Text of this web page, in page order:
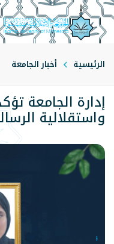
الرئيسية أخبار الجامعة
إدارة الجامعة
واستقلالية